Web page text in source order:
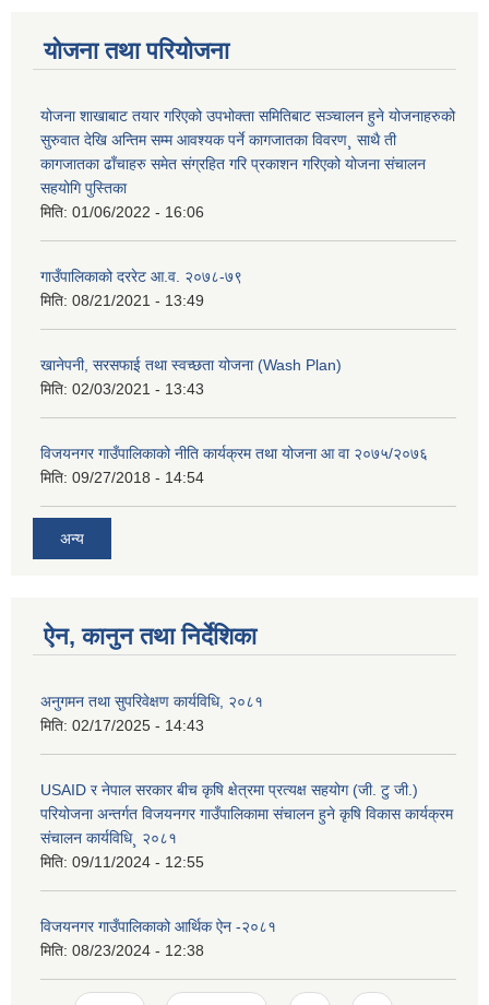
योजना तथा परियोजना
योजना शाखाबाट तयार गरिएको उपभोक्ता समितिबाट सञ्चालन हुने योजनाहरुको
सुरुवात देखि अन्तिम सम्म आवश्यक पर्ने कागजातका विवरण¸ साथै ती
कागजातका ढाँचाहरु समेत संग्रहित गरि प्रकाशन गरिएको योजना संचालन
सहयोगि पुस्तिका
मिति: 01/06/2022 - 16:06
गाउँपालिकाको दररेट आ.व. २०७८-७९
मिति: 08/21/2021 - 13:49
खानेपनी, सरसफाई तथा स्वच्छता योजना (Wash Plan)
मिति: 02/03/2021 - 13:43
विजयनगर गाउँपालिकाको नीति कार्यक्रम तथा योजना आ वा २०७५/२०७६
मिति: 09/27/2018 - 14:54
अन्य
ऐन, कानुन तथा निर्देशिका
अनुगमन तथा सुपरिवेक्षण कार्यविधि, २०८१
मिति: 02/17/2025 - 14:43
USAID र नेपाल सरकार बीच कृषि क्षेत्रमा प्रत्यक्ष सहयोग (जी. टु जी.)
परियोजना अन्तर्गत विजयनगर गाउँपालिकामा संचालन हुने कृषि विकास कार्यक्रम
संचालन कार्यविधि¸ २०८१
मिति: 09/11/2024 - 12:55
विजयनगर गाउँपालिकाको आर्थिक ऐन -२०८१
मिति: 08/23/2024 - 12:38